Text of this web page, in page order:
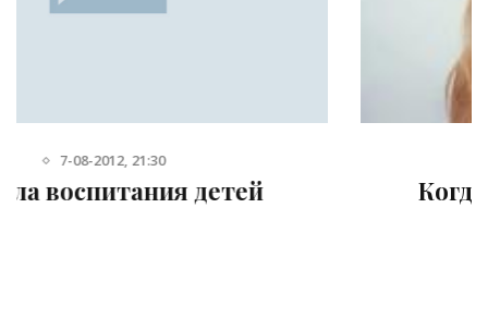
Когда же идти в детский сад